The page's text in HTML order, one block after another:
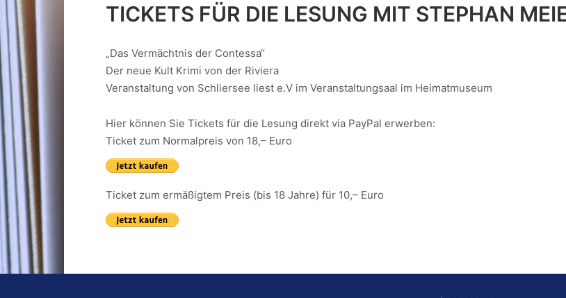
TICKETS FÜR DIE LESUNG MIT STEPHAN
„Das Vermächtnis der Contessa“
Der neue Kult Krimi von der Riviera
Veranstaltung von Schliersee liest e.V im Veranstaltungsaal im Heimatmuseum
Hier können Sie Tickets für die Lesung direkt via PayPal erwerben:
Ticket zum Normalpreis von 18,– Euro
Ticket zum ermäßigtem Preis (bis 18 Jahre) für 10,– Euro